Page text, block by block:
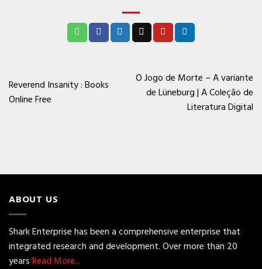
Reverend Insanity : Books
Online Free
O Jogo de Morte – A variante
de Lüneburg | A Coleção de
Literatura Digital
ABOUT US
Shark Enterprise has been a comprehensive enterprise that
integrated research and development. Over more than 20
yearsRead More...